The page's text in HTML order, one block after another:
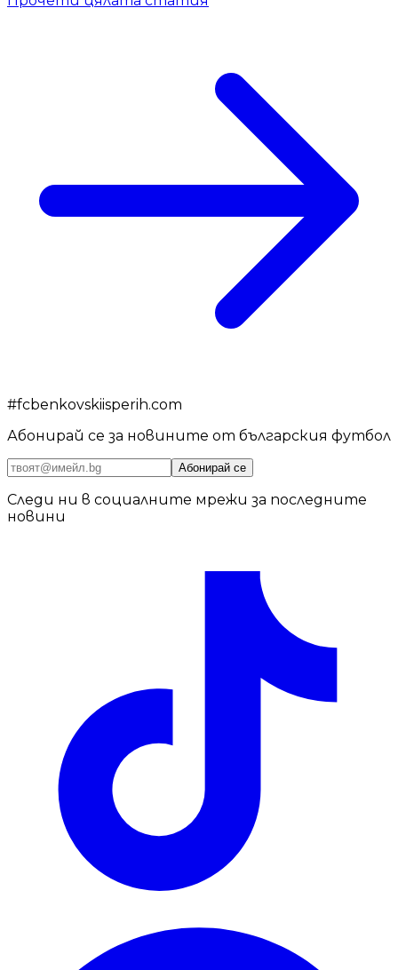
#fcbenkovskiisperih.com
Абонирай се за новините от българския футбол
Абонирай се
Следи ни в социалните мрежи за последните
новини